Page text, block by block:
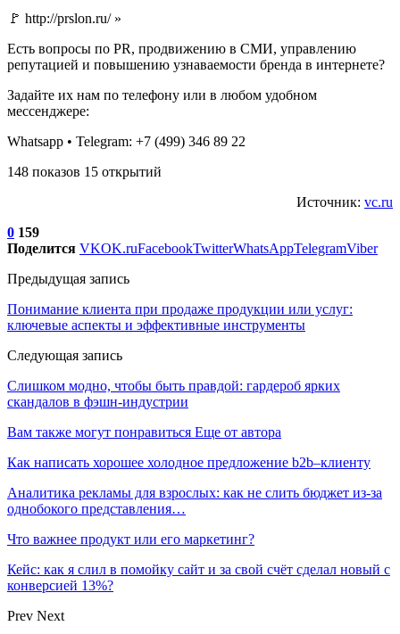
🚩 http://prslon.ru/ »
Есть вопросы по PR, продвижению в СМИ, управлению
репутацией и повышению узнаваемости бренда в интернете?
Задайте их нам по телефону или в любом удобном
мессенджере:
Whatsapp • Telegram: +7 (499) 346 89 22
148 показов 15 открытий
Источник: vc.ru
0 159
Поделится VKOK.ruFacebookTwitterWhatsAppTelegramViber
Предыдущая запись
Понимание клиента при продаже продукции или услуг:
ключевые аспекты и эффективные инструменты
Следующая запись
Слишком модно, чтобы быть правдой: гардероб ярких
скандалов в фэшн-индустрии
Вам также могут понравиться Еще от автора
Как написать хорошее холодное предложение b2b–клиенту
Аналитика рекламы для взрослых: как не слить бюджет из-за
однобокого представления…
Что важнее продукт или его маркетинг?
Кейс: как я слил в помойку сайт и за свой счёт сделал новый с
конверсией 13%?
Prev Next